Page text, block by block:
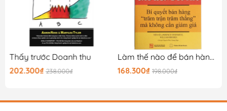
Thấy trước Doanh thu
202.300₫ 238.000₫
Làm thế nào để bán hàng với lợi nhuận cao hơn đối thủ
168.300₫ 198.000₫